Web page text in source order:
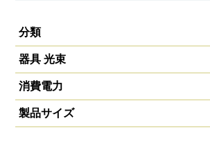
分類
器具 光束
消費電力
製品サイズ